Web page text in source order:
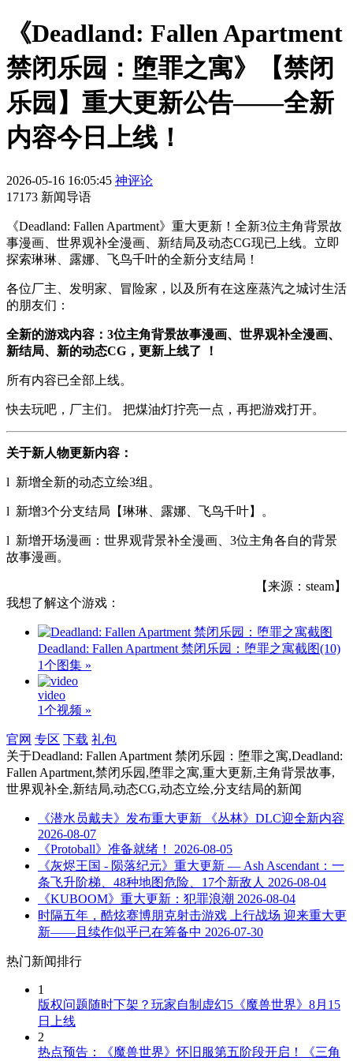
《Deadland: Fallen Apartment
禁闭乐园：堕罪之寓》【禁闭
乐园】重大更新公告——全新
内容今日上线！
2026-05-16 16:05:45 神评论
17173 新闻导语
《Deadland: Fallen Apartment》重大更新！全新3位主角背景故
事漫画、世界观补全漫画、新结局及动态CG现已上线。立即
探索琳琳、露娜、飞鸟千叶的全新分支结局！
各位厂主、发明家、冒险家，以及所有在这座蒸汽之城讨生活
的朋友们：
全新的游戏内容：3位主角背景故事漫画、世界观补全漫画、
新结局、新的动态CG，更新上线了 ！
所有内容已全部上线。
快去玩吧，厂主们。 把煤油灯拧亮一点，再把游戏打开。
关于新人物更新内容：
l 新增全新的动态立绘3组。
l 新增3个分支结局【琳琳、露娜、飞鸟千叶】。
l 新增开场漫画：世界观背景补全漫画、3位主角各自的背景
故事漫画。
【来源：steam】
我想了解这个游戏：
Deadland: Fallen Apartment 禁闭乐园：堕罪之寓截图(10)
1个图集 »
video
1个视频 »
官网 专区 下载 礼包
关于Deadland: Fallen Apartment 禁闭乐园：堕罪之寓,Deadland:
Fallen Apartment,禁闭乐园,堕罪之寓,重大更新,主角背景故事,
世界观补全,新结局,动态CG,动态立绘,分支结局的新闻
《潜水员戴夫》发布重大更新 《丛林》DLC迎全新内容
2026-08-07
《Protoball》准备就绪！
2026-08-05
《灰烬王国 - 陨落纪元》重大更新 — Ash Ascendant：一
条飞升阶梯、48种地图危险、17个新敌人 2026-08-04
《KUBOOM》重大更新：犯罪浪潮 2026-08-04
时隔五年，酷炫赛博朋克射击游戏 上行战场 迎来重大更
新——且续作似乎已在筹备中 2026-07-30
热门新闻排行
1
版权问题随时下架？玩家自制虚幻5《魔兽世界》8月15
日上线
2
热点预告：《魔兽世界》怀旧服第五阶段开启！《三角